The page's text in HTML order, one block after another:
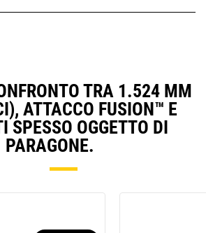
TRA 1.524 MM
ATTACCO FUSION™ E
SPESSO OGGETTO DI
PARAGONE.